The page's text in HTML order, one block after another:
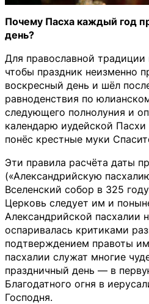
Почему Пасха каждый год
день?
Для православной
чтобы праздник неизменно
воскресный день и шёл
равноденствия по
следующего полнолуния и
календарю иудейской
понёс крестные муки
Эти правила расчёта даты
(«Александрийскую
Вселенский собор в 325
Церковь следует им и
Александрийской пасхалии
оспаривалась критиками
подтверждением правоты
пасхалии служат многие
праздничный день — в
Благодатного огня в
Господня.